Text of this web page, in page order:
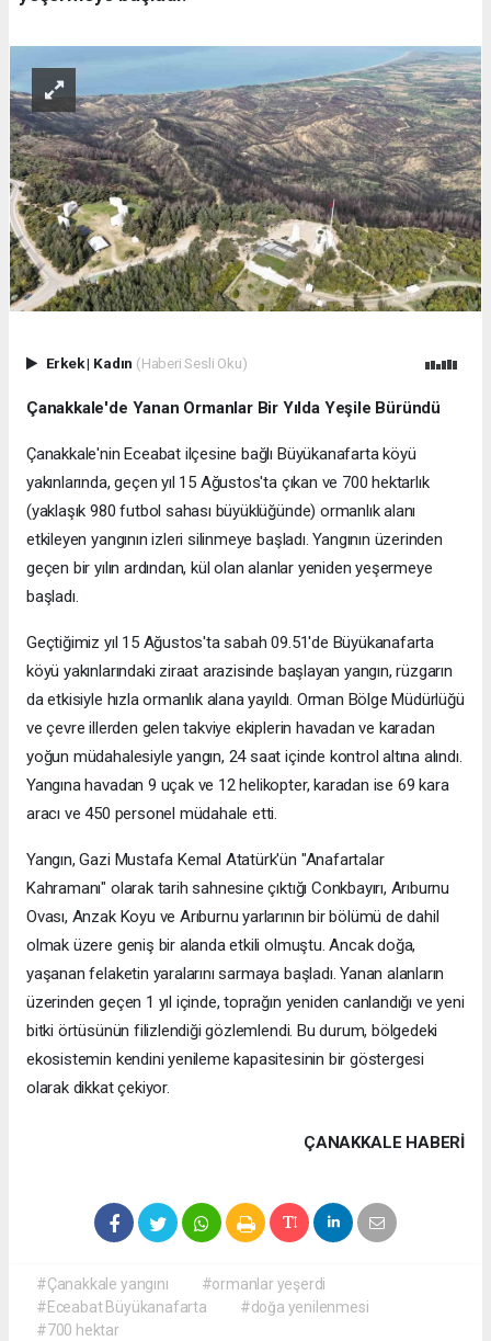
Erkek| Kadın (Haberi Sesli Oku)
Çanakkale'de Yanan Ormanlar Bir Yılda Yeşile Büründü
Çanakkale'nin Eceabat ilçesine bağlı Büyükanafarta köyü
yakınlarında, geçen yıl 15 Ağustos'ta çıkan ve 700 hektarlık
(yaklaşık 980 futbol sahası büyüklüğünde) ormanlık alanı
etkileyen yangının izleri silinmeye başladı. Yangının üzerinden
geçen bir yılın ardından, kül olan alanlar yeniden yeşermeye
başladı.
Geçtiğimiz yıl 15 Ağustos'ta sabah 09.51'de Büyükanafarta
köyü yakınlarındaki ziraat arazisinde başlayan yangın, rüzgarın
da etkisiyle hızla ormanlık alana yayıldı. Orman Bölge Müdürlüğü
ve çevre illerden gelen takviye ekiplerin havadan ve karadan
yoğun müdahalesiyle yangın, 24 saat içinde kontrol altına alındı.
Yangına havadan 9 uçak ve 12 helikopter, karadan ise 69 kara
aracı ve 450 personel müdahale etti.
Yangın, Gazi Mustafa Kemal Atatürk'ün "Anafartalar
Kahramanı" olarak tarih sahnesine çıktığı Conkbayırı, Arıburnu
Ovası, Anzak Koyu ve Arıburnu yarlarının bir bölümü de dahil
olmak üzere geniş bir alanda etkili olmuştu. Ancak doğa,
yaşanan felaketin yaralarını sarmaya başladı. Yanan alanların
üzerinden geçen 1 yıl içinde, toprağın yeniden canlandığı ve yeni
bitki örtüsünün filizlendiği gözlemlendi. Bu durum, bölgedeki
ekosistemin kendini yenileme kapasitesinin bir göstergesi
olarak dikkat çekiyor.
ÇANAKKALE HABERİ
#Çanakkale yangını
#ormanlar yeşerdi
#Eceabat Büyükanafarta
#doğa yenilenmesi
#700 hektar